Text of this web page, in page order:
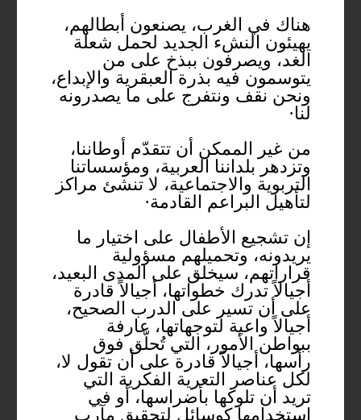
هناك في الغرب، يصنعون أبطالهم،
يهيئون النشء الجديد لحمل شعلة
الغد، ويصرفون ببذخ على من
يتوسمون فيه بذرة العبقرية والإبداع،
ونحن نقف ونتفرج على ما يصدرونه
لنا·
من غير الممكن أن تتقدّم أوطاننا،
وتزدهر بلداننا العربية، ومؤسساتنا
التربوية والاجتماعية، لا تنشئ مراكز
لتأهيل البراعم القادمة·
إن تشجيع الأطفال على اختيار ما
يريدونه، وتحميلهم مسؤولية
قراراتهم، سيخلق على المدى البعيد،
أجيالاً تدرك خطواتها، أجيالاً قادرة
على أن تسير على الدرب الصحيح،
أجيالاً واعية لتوجهاتها، عارفة
ببواطن الأمور، التي تُحلّق فوق
رأسها، أجيالاً قادرة على أن تقول لا،
لكل عناصر التعرية الفكرية التي
تريد أن تلوكها بأضراسها، أو في
استخدامها كوسائل لتحقيق مآرب